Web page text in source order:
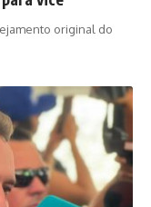
original do